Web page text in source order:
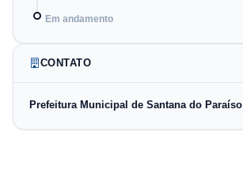
Em andamento
CONTATO
Prefeitura Municipal de Santana do Paraíso